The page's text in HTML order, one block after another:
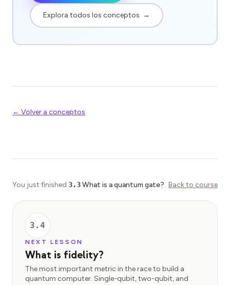
Explora todos los conceptos →
← Volver a conceptos
You just finished 3.3What is a quantum gate?. Back to course
3.4
NEXT LESSON
What is fidelity?
The most important metric in the race to build a
quantum computer. Single-qubit, two-qubit, and